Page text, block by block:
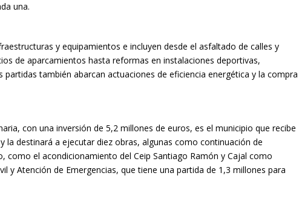
una.
y equipamientos e incluyen desde el asfaltado de calles y
de aparcamientos hasta reformas en instalaciones deportivas,
partidas también abarcan actuaciones de eficiencia energética y la compra
con una inversión de 5,2 millones de euros, es el municipio que recibe
la destinará a ejecutar diez obras, algunas como continuación de
como el acondicionamiento del Ceip Santiago Ramón y Cajal como
y Atención de Emergencias, que tiene una partida de 1,3 millones para